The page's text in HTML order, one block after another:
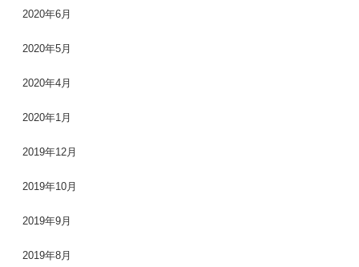
2020年6月
2020年5月
2020年4月
2020年1月
2019年12月
2019年10月
2019年9月
2019年8月